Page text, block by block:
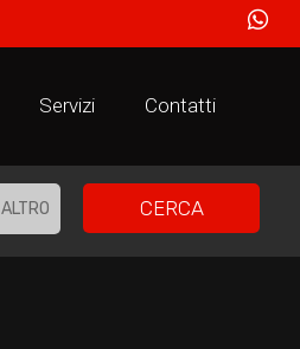
Servizi Contatti
ALTRO CERCA